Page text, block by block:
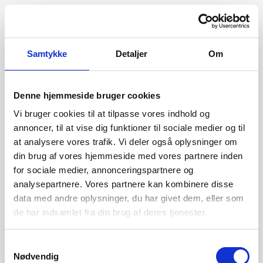
Samtykke Detaljer Om
Denne hjemmeside bruger cookies
Vi bruger cookies til at tilpasse vores indhold og
annoncer, til at vise dig funktioner til sociale medier og til
at analysere vores trafik. Vi deler også oplysninger om
din brug af vores hjemmeside med vores partnere inden
for sociale medier, annonceringspartnere og
analysepartnere. Vores partnere kan kombinere disse
data med andre oplysninger, du har givet dem, eller som
de har indsamlet fra din brug af deres tjenester.
Nødvendig
404